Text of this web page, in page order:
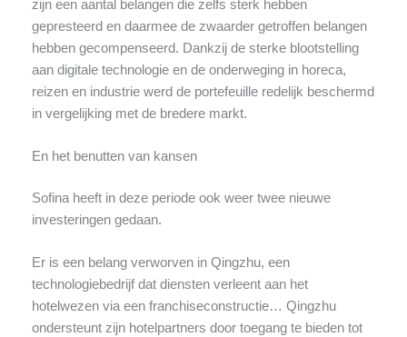
zijn een aantal belangen die zelfs sterk hebben
gepresteerd en daarmee de zwaarder getroffen belangen
hebben gecompenseerd. Dankzij de sterke blootstelling
aan digitale technologie en de onderweging in horeca,
reizen en industrie werd de portefeuille redelijk beschermd
in vergelijking met de bredere markt.
En het benutten van kansen
Sofina heeft in deze periode ook weer twee nieuwe
investeringen gedaan.
Er is een belang verworven in Qingzhu, een
technologiebedrijf dat diensten verleent aan het
hotelwezen via een franchiseconstructie… Qingzhu
ondersteunt zijn hotelpartners door toegang te bieden tot